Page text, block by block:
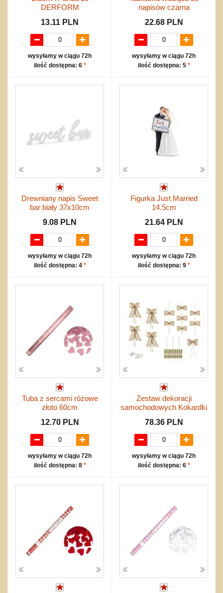
DERFORM
13.11 PLN
wysyłamy w ciągu 72h
ilość dostępna: 6 *
napisów czarna
22.68 PLN
wysyłamy w ciągu 72h
ilość dostępna: 5 *
Drewniany napis Sweet
bar biały 37x10cm
9.08 PLN
wysyłamy w ciągu 72h
ilość dostępna: 4 *
Figurka Just Married
14.5cm
21.64 PLN
wysyłamy w ciągu 72h
ilość dostępna: 9 *
Tuba z sercami różowe
złoto 60cm
12.70 PLN
wysyłamy w ciągu 72h
ilość dostępna: 8 *
Zestaw dekoracji
samochodowych Kokardki
78.36 PLN
wysyłamy w ciągu 72h
ilość dostępna: 6 *